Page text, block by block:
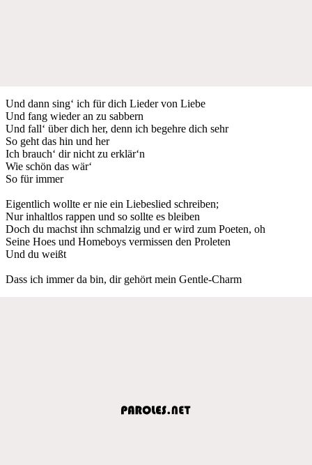
Und dann sing‘ ich für dich Lieder von Liebe
Und fang wieder an zu sabbern
Und fall‘ über dich her, denn ich begehre dich sehr
So geht das hin und her
Ich brauch‘ dir nicht zu erklär‘n
Wie schön das wär‘
So für immer
Eigentlich wollte er nie ein Liebeslied schreiben;
Nur inhaltlos rappen und so sollte es bleiben
Doch du machst ihn schmalzig und er wird zum Poeten, oh
Seine Hoes und Homeboys vermissen den Proleten
Und du weißt
Dass ich immer da bin, dir gehört mein Gentle-Charm